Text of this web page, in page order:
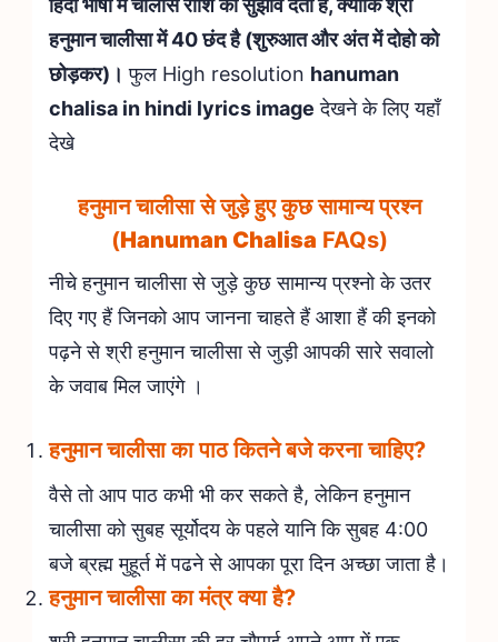
हनुमान चालीसा में 40 छंद है (शुरुआत और अंत में दोहो को
छोड़कर)। फुल High resolution hanuman
chalisa in hindi lyrics image देखने के लिए यहाँ
देखे
हनुमान चालीसा से जुड़े हुए कुछ सामान्य प्रश्न
(Hanuman Chalisa FAQs)
नीचे हनुमान चालीसा से जुड़े कुछ सामान्य प्रश्नो के उतर
दिए गए हैं जिनको आप जानना चाहते हैं आशा हैं की इनको
पढ़ने से श्री हनुमान चालीसा से जुड़ी आपकी सारे सवालो
के जवाब मिल जाएंगे ।
हनुमान चालीसा का पाठ कितने बजे करना चाहिए?
वैसे तो आप पाठ कभी भी कर सकते है, लेकिन हनुमान
चालीसा को सुबह सूर्योदय के पहले यानि कि सुबह 4:00
बजे ब्रह्म मुहूर्त में पढने से आपका पूरा दिन अच्छा जाता है।
हनुमान चालीसा का मंत्र क्या है?